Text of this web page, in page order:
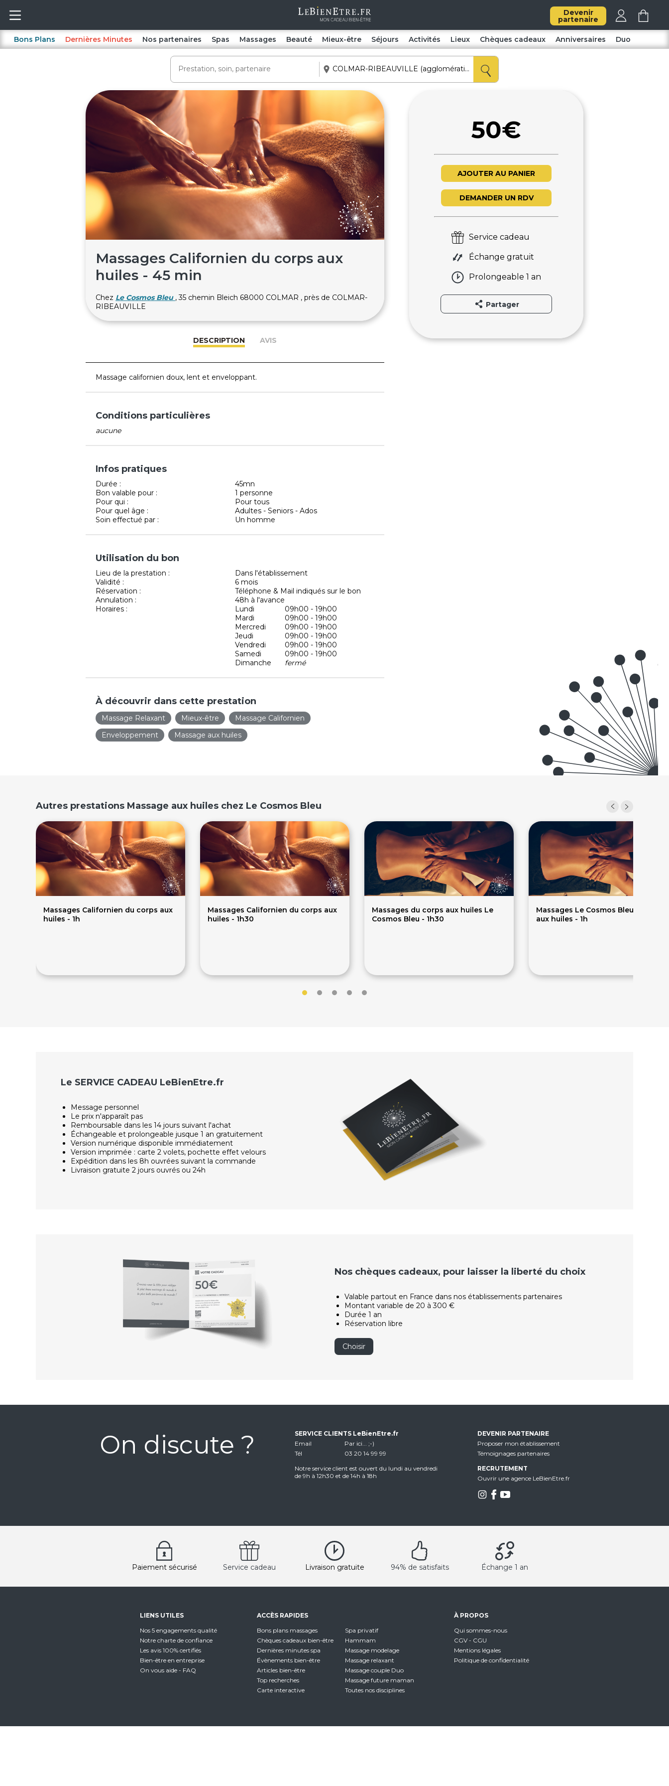
Devenir
partenaire
Bons Plans Dernières Minutes Nos partenaires Spas Massages Beauté Mieux-être Séjours Activités Lieux Chèques cadeaux Anniversaires Duo
Massages Californien du corps aux
huiles - 45 min
Chez Le Cosmos Bleu , 35 chemin Bleich 68000 COLMAR , près de COLMAR-
RIBEAUVILLE
DESCRIPTION AVIS
Massage californien doux, lent et enveloppant.
Conditions particulières
aucune
Infos pratiques
Durée :
45mn
Bon valable pour :
1 personne
Pour qui :
Pour tous
Pour quel âge :
Adultes - Seniors - Ados
Soin effectué par :
Un homme
Utilisation du bon
Lieu de la prestation :
Dans l'établissement
Validité :
6 mois
Réservation :
Téléphone & Mail indiqués sur le bon
Annulation :
48h à l'avance
Horaires :
Lundi
09h00 - 19h00
Mardi
09h00 - 19h00
Mercredi
09h00 - 19h00
Jeudi
09h00 - 19h00
Vendredi
09h00 - 19h00
Samedi
09h00 - 19h00
Dimanche
fermé
À découvrir dans cette prestation
Massage Relaxant Mieux-être
Massage Californien
Enveloppement
Massage aux huiles
50€
AJOUTER AU PANIER
DEMANDER UN RDV
Service cadeau
Échange gratuit
Prolongeable 1 an
Partager
Autres prestations Massage aux huiles chez Le Cosmos Bleu
Massages Californien du corps aux
huiles - 1h
Massages Californien du corps aux
huiles - 1h30
Massages du corps aux huiles Le
Cosmos Bleu - 1h30
Massages Le Cosmos Bleu du corps
aux huiles - 1h
Le SERVICE CADEAU LeBienEtre.fr
Message personnel
Le prix n'apparaît pas
Remboursable dans les 14 jours suivant l'achat
Échangeable et prolongeable jusque 1 an gratuitement
Version numérique disponible immédiatement
Version imprimée : carte 2 volets, pochette effet velours
Expédition dans les 8h ouvrées suivant la commande
Livraison gratuite 2 jours ouvrés ou 24h
Nos chèques cadeaux, pour laisser la liberté du choix
Valable partout en France dans nos établissements partenaires
Montant variable de 20 à 300 €
Durée 1 an
Réservation libre
Choisir
On discute ?
SERVICE CLIENTS LeBienEtre.fr
Email
Par ici... ;-)
Tél
03 20 14 99 99
Notre service client est ouvert du lundi au vendredi
de 9h à 12h30 et de 14h à 18h
DEVENIR PARTENAIRE
Proposer mon établissement
Témoignages partenaires
RECRUTEMENT
Ouvrir une agence LeBienEtre.fr
Paiement sécurisé Service cadeau Livraison gratuite 94% de satisfaits Échange 1 an
LIENS UTILES
Nos 5 engagements qualité
Notre charte de confiance
Les avis 100% certifiés
Bien-être en entreprise
On vous aide - FAQ
ACCÈS RAPIDES
Bons plans massages
Chèques cadeaux bien-être
Dernières minutes spa
Évènements bien-être
Articles bien-être
Top recherches
Carte interactive
Spa privatif
Hammam
Massage modelage
Massage relaxant
Massage couple Duo
Massage future maman
Toutes nos disciplines
À PROPOS
Qui sommes-nous
CGV - CGU
Mentions légales
Politique de confidentialité